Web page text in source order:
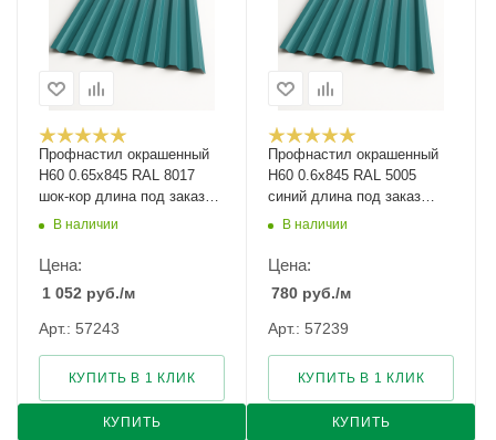
Профнастил окрашенный
Н60 0.65х845 RAL 8017
шок-кор длина под заказ
арт.1289771
В наличии
Цена:
1 052 руб./м
Арт.: 57243
КУПИТЬ
КУПИТЬ В 1 КЛИК
Профнастил окрашенный
Н60 0.6х845 RAL 5005
синий длина под заказ
арт.1071951
В наличии
Цена:
780 руб./м
Арт.: 57239
КУПИТЬ
КУПИТЬ В 1 КЛИК